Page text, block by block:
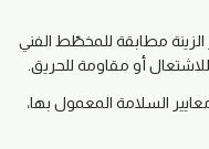
مطابقة للمخطّط الفني
أو مقاومة للحريق.
السلامة المعمول بها،